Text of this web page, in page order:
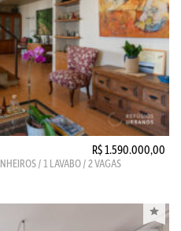
R$ 1.590.000,00
/ 1 LAVABO / 2 VAGAS